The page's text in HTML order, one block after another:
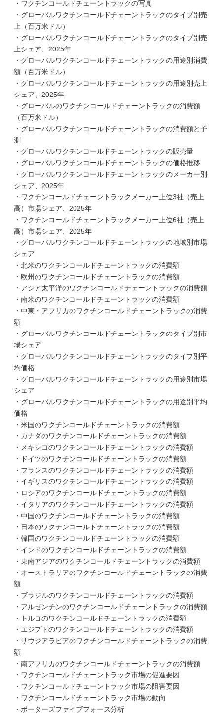
・ワクチンコールドチェーントラックの写真
・グローバルワクチンコールドチェーントラックのタイプ別売
上（百万米ドル）
・グローバルワクチンコールドチェーントラックのタイプ別売
上シェア、2025年
・グローバルワクチンコールドチェーントラックの用途別消費
額（百万米ドル）
・グローバルワクチンコールドチェーントラックの用途別売上
シェア、2025年
・グローバルのワクチンコールドチェーントラックの消費額
（百万米ドル）
・グローバルワクチンコールドチェーントラックの消費額と予
測
・グローバルワクチンコールドチェーントラックの販売量
・グローバルワクチンコールドチェーントラックの価格推移
・グローバルワクチンコールドチェーントラックのメーカー別
シェア、2025年
・ワクチンコールドチェーントラックメーカー上位3社（売上
高）市場シェア、2025年
・ワクチンコールドチェーントラックメーカー上位6社（売上
高）市場シェア、2025年
・グローバルワクチンコールドチェーントラックの地域別市場
シェア
・北米のワクチンコールドチェーントラックの消費額
・欧州のワクチンコールドチェーントラックの消費額
・アジア太平洋のワクチンコールドチェーントラックの消費額
・南米のワクチンコールドチェーントラックの消費額
・中東・アフリカのワクチンコールドチェーントラックの消費
額
・グローバルワクチンコールドチェーントラックのタイプ別市
場シェア
・グローバルワクチンコールドチェーントラックのタイプ別平
均価格
・グローバルワクチンコールドチェーントラックの用途別市場
シェア
・グローバルワクチンコールドチェーントラックの用途別平均
価格
・米国のワクチンコールドチェーントラックの消費額
・カナダのワクチンコールドチェーントラックの消費額
・メキシコのワクチンコールドチェーントラックの消費額
・ドイツのワクチンコールドチェーントラックの消費額
・フランスのワクチンコールドチェーントラックの消費額
・イギリスのワクチンコールドチェーントラックの消費額
・ロシアのワクチンコールドチェーントラックの消費額
・イタリアのワクチンコールドチェーントラックの消費額
・中国のワクチンコールドチェーントラックの消費額
・日本のワクチンコールドチェーントラックの消費額
・韓国のワクチンコールドチェーントラックの消費額
・インドのワクチンコールドチェーントラックの消費額
・東南アジアのワクチンコールドチェーントラックの消費額
・オーストラリアのワクチンコールドチェーントラックの消費
額
・ブラジルのワクチンコールドチェーントラックの消費額
・アルゼンチンのワクチンコールドチェーントラックの消費額
・トルコのワクチンコールドチェーントラックの消費額
・エジプトのワクチンコールドチェーントラックの消費額
・サウジアラビアのワクチンコールドチェーントラックの消費
額
・南アフリカのワクチンコールドチェーントラックの消費額
・ワクチンコールドチェーントラック市場の促進要因
・ワクチンコールドチェーントラック市場の阻害要因
・ワクチンコールドチェーントラック市場の動向
・ポーターズファイブフォース分析